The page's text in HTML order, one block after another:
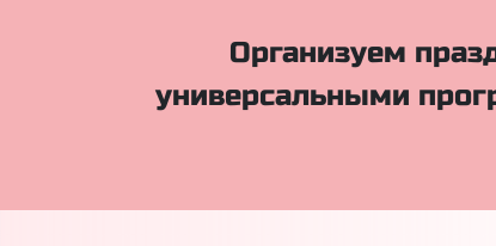
Организуем
универсальными